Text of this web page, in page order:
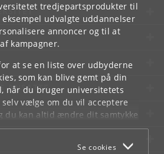
tredjepartsprodukter til
udvalgte uddannelser
annoncer og til at
kampagner.
at se en liste over udbyderne
som kan blive gemt på din
når du bruger universitetets
vælge om du vil acceptere
du kan altid ændre dit samtykke
som du finder i
afslå Se cookies
ANSATTE